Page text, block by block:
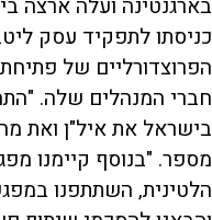
בארגנטינה ועלה ארצה
כניסתו לתפקיד עסק
הפרוצדורליים של
חברי המנהלים שלה.
בישראל את איל"ן ואת
מספר. "בנוסף קיימנו
הלטינית, השתתפנו